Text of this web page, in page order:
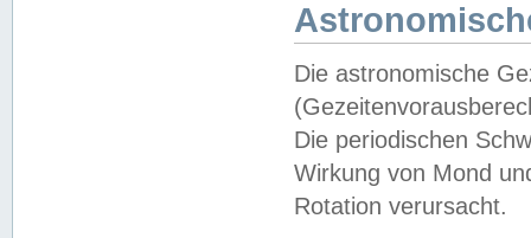
Die astronomische
Die periodischen
Wirkung von Mond
Rotation verursacht.